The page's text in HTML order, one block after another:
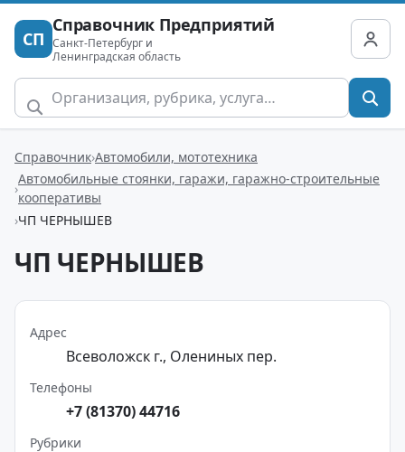
СП
Справочник Предприятий
Санкт-Петербург и
Ленинградская область
Справочник Автомобили, мототехника
Автомобильные стоянки, гаражи, гаражно-строительные
кооперативы
ЧП ЧЕРНЫШЕВ
ЧП ЧЕРНЫШЕВ
Адрес
Всеволожск г., Олениных пер.
Телефоны
+7 (81370) 44716
Рубрики